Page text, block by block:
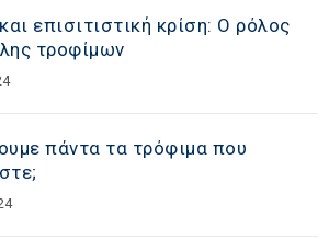
επισιτιστική κρίση: Ο ρόλος
τροφίμων
πάντα τα τρόφιμα που